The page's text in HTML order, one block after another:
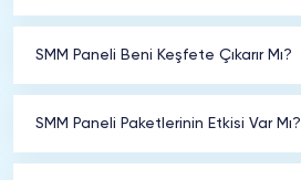
SMM Paneli Beni Keşfete Çıkarır Mı?
SMM Paneli Paketlerinin Etkisi Var Mı?